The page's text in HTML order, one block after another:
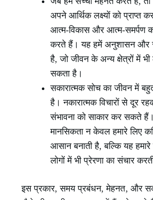
अपने आर्थिक लक्ष्यों को प्राप्त
आत्म-विकास और आत्म-समर्पण
करते हैं। यह हमें अनुशासन और
है, जो जीवन के अन्य क्षेत्रों में भी
सकता है।
सकारात्मक सोच का जीवन में
है। नकारात्मक विचारों से दूर
संभावना को साकार कर सकते
मानसिकता न केवल हमारे लिए
आसान बनाती है, बल्कि यह
लोगों में भी प्रेरणा का संचार
इस प्रकार, समय प्रबंधन, मेहनत, और